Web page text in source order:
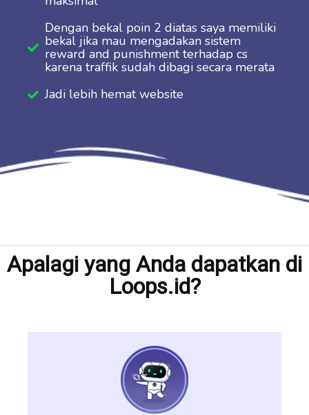
Dengan bekal poin 2 diatas saya memiliki
bekal jika mau mengadakan sistem
reward and punishment terhadap cs
karena traffik sudah dibagi secara merata
Jadi lebih hemat website
Apalagi yang Anda dapatkan di
Loops.id?